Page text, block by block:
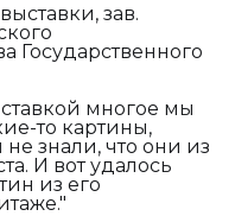
зав.
Государственного
многое мы
то картины,
знали, что они из
И вот удалось
из его